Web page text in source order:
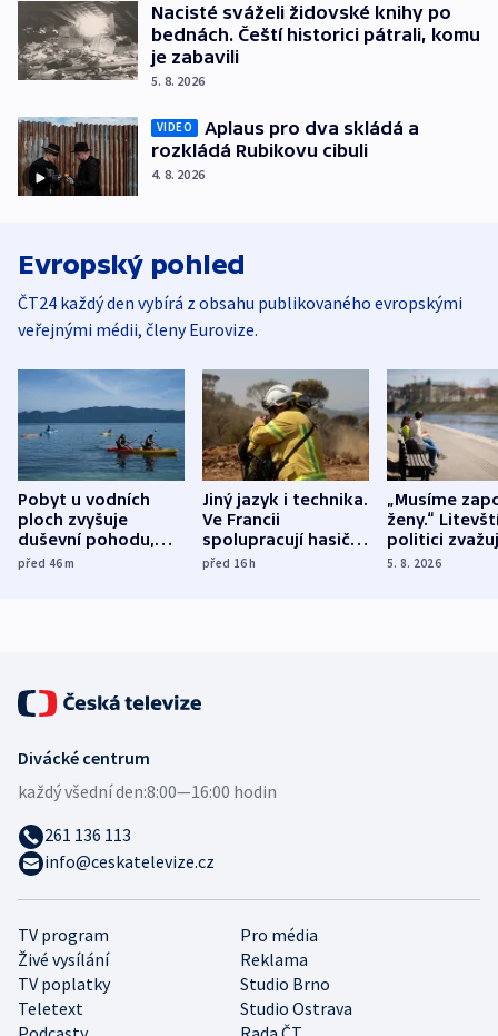
Nacisté sváželi židovské knihy po
bednách. Čeští historici pátrali, komu
je zabavili
5. 8. 2026
VIDEO
Aplaus pro dva skládá a
rozkládá Rubikovu cibuli
4. 8. 2026
Evropský pohled
ČT24 každý den vybírá z obsahu publikovaného evropskými
veřejnými médii, členy Eurovize.
Pobyt u vodních
ploch zvyšuje
duševní pohodu,
ukázala
před 46m
Jiný jazyk i technika.
Ve Francii
spolupracují hasiči z
různých zemí
před 16h
„Musíme
ženy.“
politici
dohodu o
5. 8. 2026
TV program
Pro média
Živé vysílání
Reklama
TV poplatky
Studio Brno
Teletext
Studio Ostrava
Divácké centrum
každý všední den:8:00—16:00 hodin
261 136 113
info@ceskatelevize.cz